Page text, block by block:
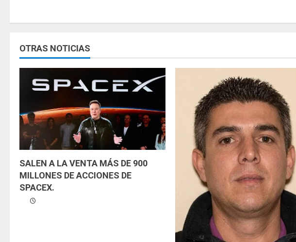
e
y
e
n
d
OTRAS NOTICIAS
SALEN A LA VENTA MÁS DE 900
MILLONES DE ACCIONES DE
SPACEX.